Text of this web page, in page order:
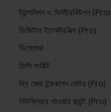
ট্রান্সমিশন ও ডিস্ট্রিবিউশন (Pro)
ডিজিটাল ইলেকট্রনিক্স (Pro)
ডিপ্লোমা
ডিসি সার্কিট
থ্রি ফেজ ইন্ডকাশন মোটর (Pro)
নিউক্লিয়ার পাওয়ার প্ল্যান্ট (Pro)